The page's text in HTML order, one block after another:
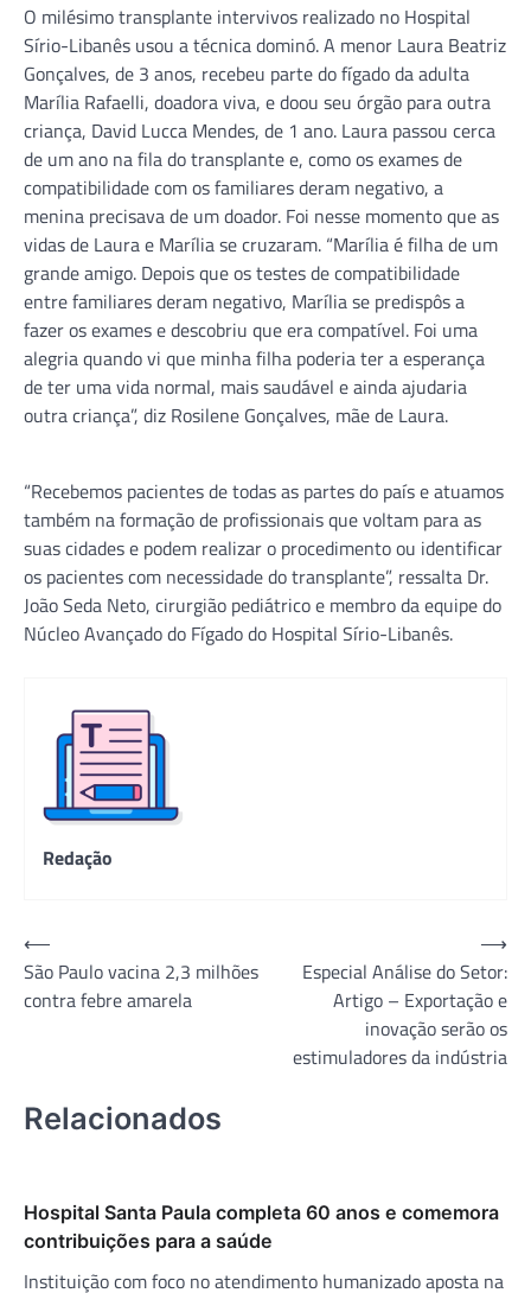
O milésimo transplante intervivos realizado no Hospital
Sírio-Libanês usou a técnica dominó. A menor Laura Beatriz
Gonçalves, de 3 anos, recebeu parte do fígado da adulta
Marília Rafaelli, doadora viva, e doou seu órgão para outra
criança, David Lucca Mendes, de 1 ano. Laura passou cerca
de um ano na fila do transplante e, como os exames de
compatibilidade com os familiares deram negativo, a
menina precisava de um doador. Foi nesse momento que as
vidas de Laura e Marília se cruzaram. “Marília é filha de um
grande amigo. Depois que os testes de compatibilidade
entre familiares deram negativo, Marília se predispôs a
fazer os exames e descobriu que era compatível. Foi uma
alegria quando vi que minha filha poderia ter a esperança
de ter uma vida normal, mais saudável e ainda ajudaria
outra criança”, diz Rosilene Gonçalves, mãe de Laura.
“Recebemos pacientes de todas as partes do país e atuamos
também na formação de profissionais que voltam para as
suas cidades e podem realizar o procedimento ou identificar
os pacientes com necessidade do transplante”, ressalta Dr.
João Seda Neto, cirurgião pediátrico e membro da equipe do
Núcleo Avançado do Fígado do Hospital Sírio-Libanês.
Redação
Navegação
de
Post
⟵
São Paulo vacina 2,3 milhões
contra febre amarela
Especial Análise do Setor:
Artigo – Exportação e
inovação serão os
estimuladores da indústria
⟶
Relacionados
Hospital Santa Paula completa 60 anos e comemora
contribuições para a saúde
Instituição com foco no atendimento humanizado aposta na